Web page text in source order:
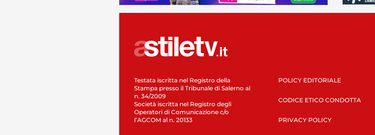
Testata iscritta nel Registro della
Stampa presso il Tribunale di Salerno al
n. 34/2009
Società iscritta nel Registro degli
Operatori di Comunicazione c/o
l’AGCOM al n. 20133
POLICY EDITORIALE
CODICE ETICO CONDOTTA
PRIVACY POLICY